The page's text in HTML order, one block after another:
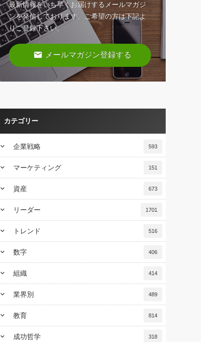
最新情報をいち早くお届けするメールマガジ
ンを発信しております。ご希望の方は下記よ
りご登録下さい。
email メールマガジン登録する
カテゴリー
keyboard_arrow_down 企業戦略 593
keyboard_arrow_down マーケティング 151
keyboard_arrow_down 資産 673
keyboard_arrow_down リーダー 1701
keyboard_arrow_down トレンド 516
keyboard_arrow_down 数字 406
keyboard_arrow_down 組織 414
keyboard_arrow_down 業界別 489
keyboard_arrow_down 教育 814
keyboard_arrow_down 成功哲学 318